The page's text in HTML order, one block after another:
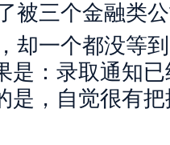
被三个金融类
却一个都没等
是：录取通知
是，自觉很有